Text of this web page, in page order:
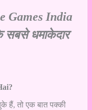
Games India
सबसे धमाकेदार
हैं, तो एक बात पक्की